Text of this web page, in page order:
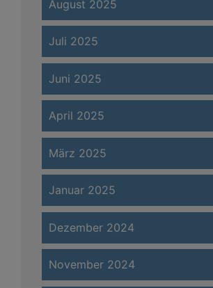
August 2025
Juli 2025
Juni 2025
April 2025
März 2025
Januar 2025
Dezember 2024
November 2024